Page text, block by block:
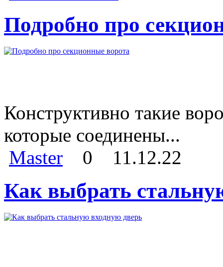
Подробно про
Конструктивно такие
которые соединены...
Master
0 11.12.22
Как выбрать